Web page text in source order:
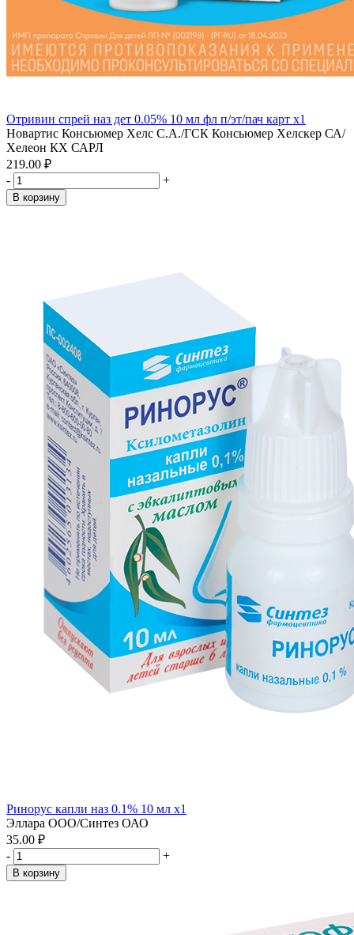
Отривин спрей наз дет 0.05% 10 мл фл п/эт/пач карт x1
Новартис Консьюмер Хелс С.А./ГСК Консьюмер Хелскер СА/
Хелеон КХ САРЛ
219.00 ₽
-
+
В корзину
Ринорус капли наз 0.1% 10 мл x1
Эллара ООО/Синтез ОАО
35.00 ₽
-
+
В корзину